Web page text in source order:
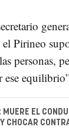
Pirineo
personas,
MUERE EL
CHOCAR